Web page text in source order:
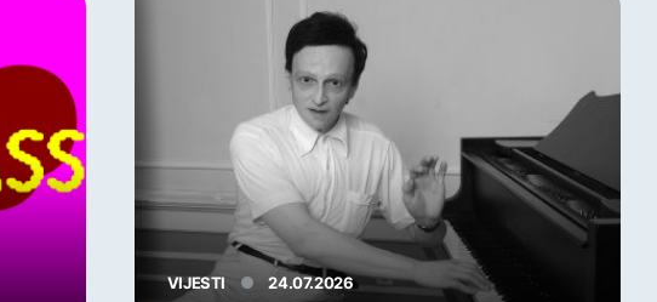
VIJESTI 24.07.2026